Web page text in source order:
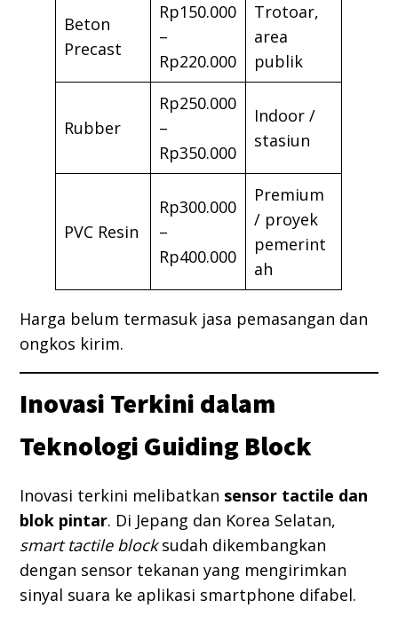
Beton
Precast
Rp150.000
–
Rp220.000
Trotoar,
area
publik
Rubber
Rp250.000
–
Rp350.000
Indoor /
stasiun
PVC Resin
Rp300.000
–
Rp400.000
Premium
/ proyek
pemerint
ah
Harga belum termasuk jasa pemasangan dan
ongkos kirim.
Inovasi Terkini dalam
Teknologi Guiding Block
Inovasi terkini melibatkan sensor tactile dan
blok pintar. Di Jepang dan Korea Selatan,
smart tactile blocksudah dikembangkan
dengan sensor tekanan yang mengirimkan
sinyal suara ke aplikasi smartphone difabel.